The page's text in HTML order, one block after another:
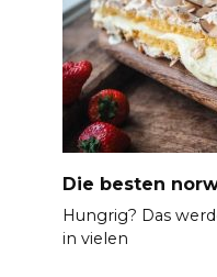
Die besten
Hungrig? Das
in vielen